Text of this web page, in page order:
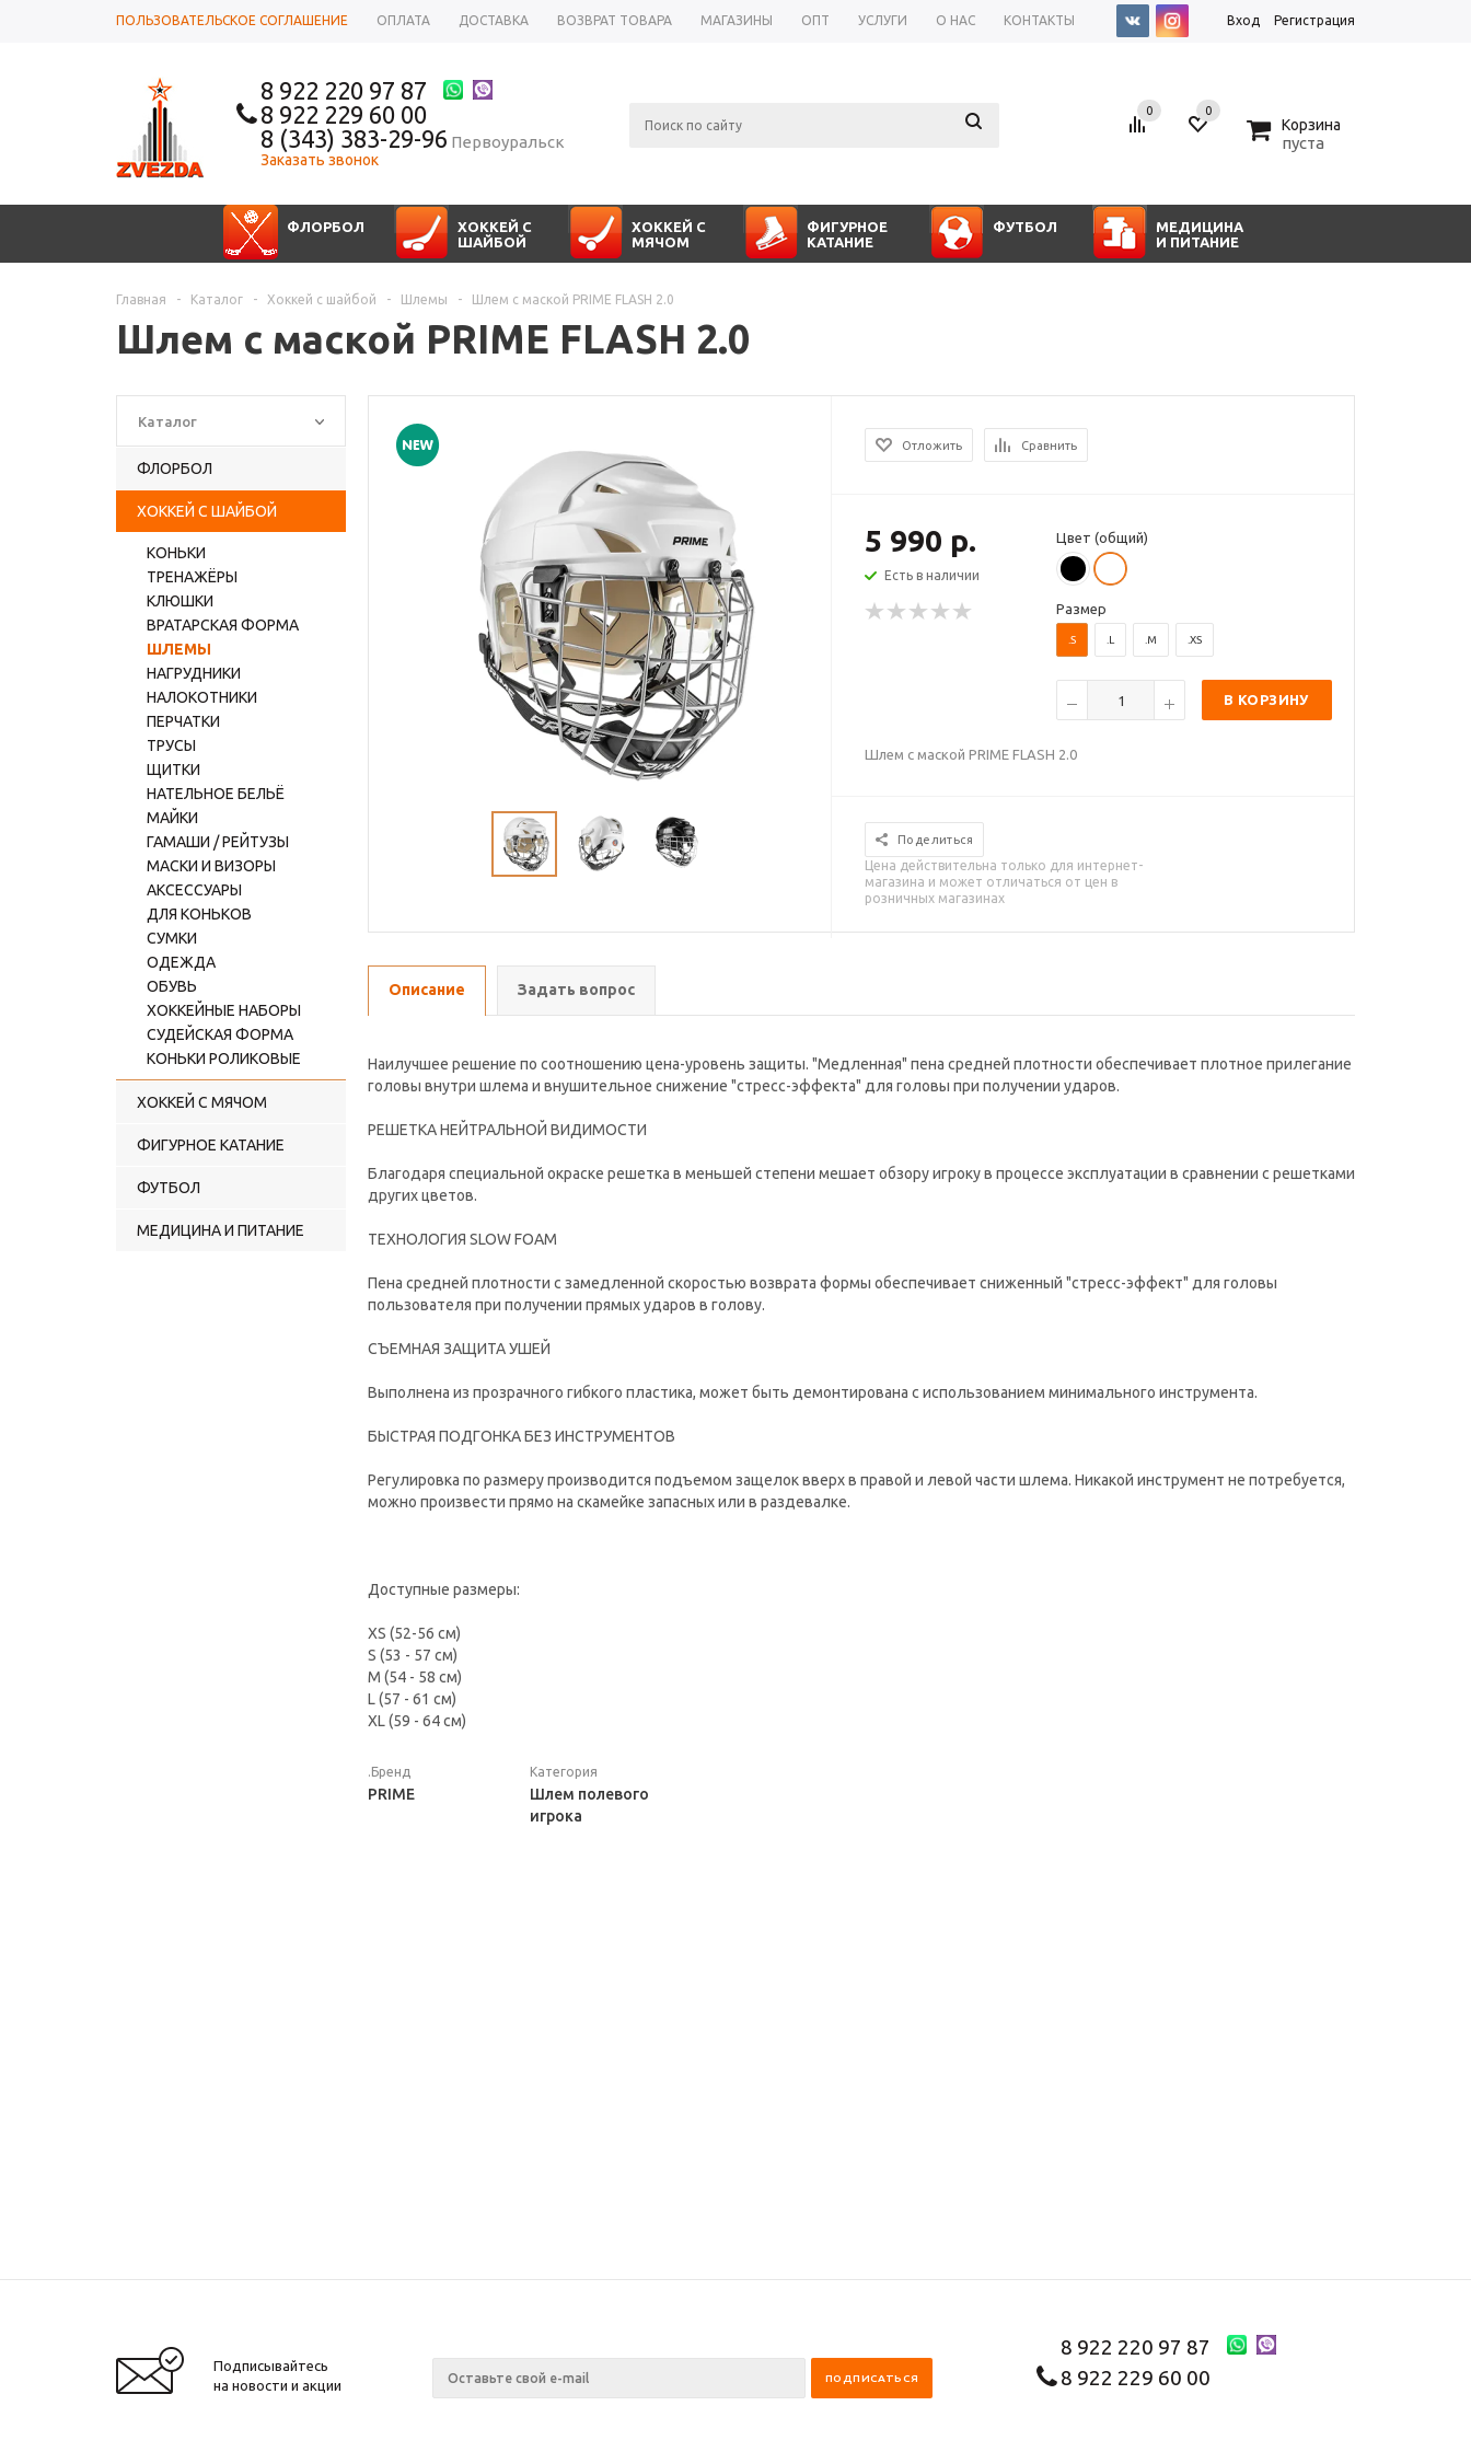
ПОЛЬЗОВАТЕЛЬСКОЕ СОГЛАШЕНИЕ ОПЛАТА ДОСТАВКА ВОЗВРАТ ТОВАРА МАГАЗИНЫ ОПТ УСЛУГИ О НАС КОНТАКТЫ Вход Регистрация
8 922 220 97 87
8 922 229 60 00
8 (343) 383-29-96 Первоуральск
Заказать звонок
0 0
Корзина
пуста
ФЛОРБОЛ
ХОККЕЙ С
ШАЙБОЙ
ХОККЕЙ С
МЯЧОМ
ФИГУРНОЕ
КАТАНИЕ
ФУТБОЛ
МЕДИЦИНА
И ПИТАНИЕ
Главная - Каталог - Хоккей с шайбой - Шлемы - Шлем с маской PRIME FLASH 2.0
Шлем с маской PRIME FLASH 2.0
Каталог
ФЛОРБОЛ
ХОККЕЙ С ШАЙБОЙ
КОНЬКИ
ТРЕНАЖЁРЫ
КЛЮШКИ
ВРАТАРСКАЯ ФОРМА
ШЛЕМЫ
НАГРУДНИКИ
НАЛОКОТНИКИ
ПЕРЧАТКИ
ТРУСЫ
ЩИТКИ
НАТЕЛЬНОЕ БЕЛЬЁ
МАЙКИ
ГАМАШИ / РЕЙТУЗЫ
МАСКИ И ВИЗОРЫ
АКСЕССУАРЫ
ДЛЯ КОНЬКОВ
СУМКИ
ОДЕЖДА
ОБУВЬ
ХОККЕЙНЫЕ НАБОРЫ
СУДЕЙСКАЯ ФОРМА
КОНЬКИ РОЛИКОВЫЕ
ХОККЕЙ С МЯЧОМ
ФИГУРНОЕ КАТАНИЕ
ФУТБОЛ
МЕДИЦИНА И ПИТАНИЕ
Отложить Сравнить
5 990 р.
Есть в наличии
Цвет (общий)
Размер
.S .L .M .XS
В КОРЗИНУ
Шлем с маской PRIME FLASH 2.0
Поделиться
Цена действительна только для интернет-
магазина и может отличаться от цен в
розничных магазинах
Описание Задать вопрос
Наилучшее решение по соотношению цена-уровень защиты. "Медленная" пена средней плотности обеспечивает плотное прилегание
головы внутри шлема и внушительное снижение "стресс-эффекта" для головы при получении ударов.
РЕШЕТКА НЕЙТРАЛЬНОЙ ВИДИМОСТИ
Благодаря специальной окраске решетка в меньшей степени мешает обзору игроку в процессе эксплуатации в сравнении с решетками
других цветов.
ТЕХНОЛОГИЯ SLOW FOAM
Пена средней плотности с замедленной скоростью возврата формы обеспечивает сниженный "стресс-эффект" для головы
пользователя при получении прямых ударов в голову.
СЪЕМНАЯ ЗАЩИТА УШЕЙ
Выполнена из прозрачного гибкого пластика, может быть демонтирована с использованием минимального инструмента.
БЫСТРАЯ ПОДГОНКА БЕЗ ИНСТРУМЕНТОВ
Регулировка по размеру производится подъемом защелок вверх в правой и левой части шлема. Никакой инструмент не потребуется,
можно произвести прямо на скамейке запасных или в раздевалке.
Доступные размеры:
ХS (52-56 см)
S (53 - 57 см)
M (54 - 58 см)
L (57 - 61 см)
XL (59 - 64 см)
.Бренд
PRIME
Категория
Шлем полевого
игрока
Подписывайтесь
на новости и акции
8 922 220 97 87
8 922 229 60 00